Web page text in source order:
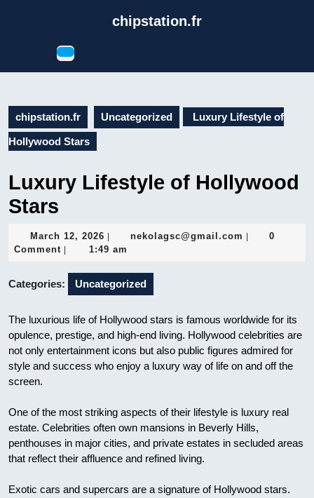
chipstation.fr
Open
chipstation.fr Uncategorized Luxury Lifestyle of
Hollywood Stars
Luxury Lifestyle of Hollywood
Stars
March 12, 2026 March
12,
nekolagsc@gmail.com
0
Comment
1:49 am
Categories: Uncategorized
The luxurious life of Hollywood stars is famous worldwide for its
opulence, prestige, and high-end living. Hollywood celebrities are
not only entertainment icons but also public figures admired for
style and success who enjoy a luxury way of life on and off the
screen.
One of the most striking aspects of their lifestyle is luxury real
estate. Celebrities often own mansions in Beverly Hills,
penthouses in major cities, and private estates in secluded areas
that reflect their affluence and refined living.
Exotic cars and supercars are a signature of Hollywood stars.